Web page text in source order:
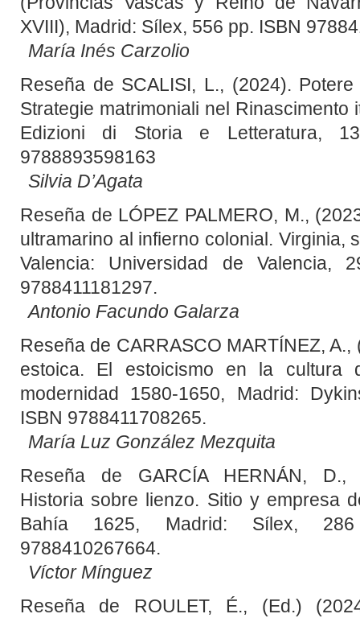
XVIII), Madrid: Sílex, 556 pp. ISBN
María Inés Carzolio
Reseña de SCALISI, L., (2024).
Strategie matrimoniali nel Rinascimento
Edizioni di Storia e Letteratura,
9788893598163
Silvia D’Agata
Reseña de LÓPEZ PALMERO, M.,
ultramarino al infierno colonial. Virginia,
Valencia: Universidad de Valencia,
9788411181297.
Antonio Facundo Galarza
Reseña de CARRASCO MARTÍNEZ, A.,
estoica. El estoicismo en la cultura
modernidad 1580-1650, Madrid:
ISBN 9788411708265.
María Luz González Mezquita
Reseña de GARCÍA HERNÁN, D.,
Historia sobre lienzo. Sitio y empresa
Bahía 1625, Madrid: Sílex,
9788410267664.
Víctor Mínguez
Reseña de ROULET, É., (Ed.)